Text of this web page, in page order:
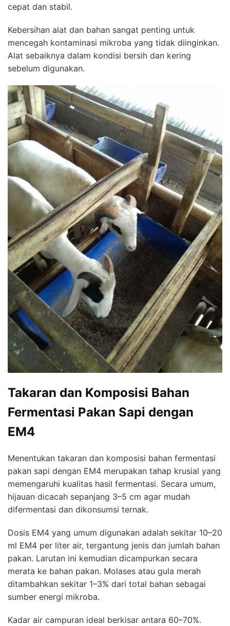
cepat dan stabil.
Kebersihan alat dan bahan sangat penting untuk
mencegah kontaminasi mikroba yang tidak diinginkan.
Alat sebaiknya dalam kondisi bersih dan kering
sebelum digunakan.
Takaran dan Komposisi Bahan
Fermentasi Pakan Sapi dengan
EM4
Menentukan takaran dan komposisi bahan fermentasi
pakan sapi dengan EM4 merupakan tahap krusial yang
memengaruhi kualitas hasil fermentasi. Secara umum,
hijauan dicacah sepanjang 3–5 cm agar mudah
difermentasi dan dikonsumsi ternak.
Dosis EM4 yang umum digunakan adalah sekitar 10–20
ml EM4 per liter air, tergantung jenis dan jumlah bahan
pakan. Larutan ini kemudian dicampurkan secara
merata ke bahan pakan. Molases atau gula merah
ditambahkan sekitar 1–3% dari total bahan sebagai
sumber energi mikroba.
Kadar air campuran ideal berkisar antara 60–70%.